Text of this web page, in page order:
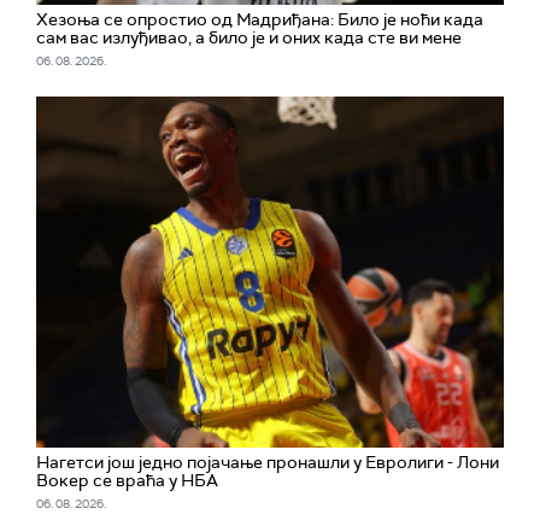
Хезоња се опростио од Мадриђана: Било је ноћи када
сам вас излуђивао, а било је и оних када сте ви мене
06. 08. 2026.
Нагетси још једно појачање пронашли у Евролиги - Лони
Вокер се враћа у НБА
06. 08. 2026.